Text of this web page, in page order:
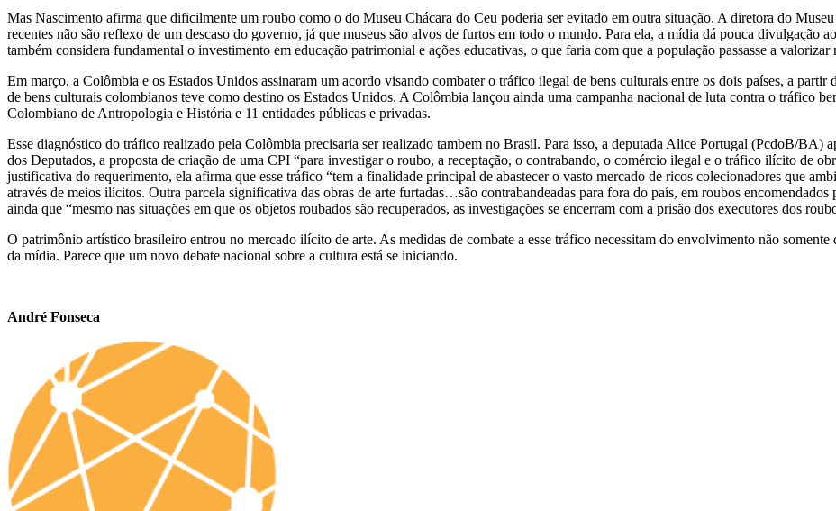
Mas Nascimento afirma que dificilmente um roubo como o do Museu Chácara do Ceu poderia ser evitado em outra situação. A diretora do
recentes não são reflexo de um descaso do governo, já que museus são alvos de furtos em todo o mundo. Para ela, a mídia dá pouca divulgação
também considera fundamental o investimento em educação patrimonial e ações educativas, o que faria com que a população passasse a
Em março, a Colômbia e os Estados Unidos assinaram um acordo visando combater o tráfico ilegal de bens culturais entre os dois países, a
de bens culturais colombianos teve como destino os Estados Unidos. A Colômbia lançou ainda uma campanha nacional de luta contra o tráfico
Colombiano de Antropologia e História e 11 entidades públicas e privadas.
Esse diagnóstico do tráfico realizado pela Colômbia precisaria ser realizado tambem no Brasil. Para isso, a deputada Alice Portugal (PcdoB/BA)
dos Deputados, a proposta de criação de uma CPI “para investigar o roubo, a receptação, o contrabando, o comércio ilegal e o tráfico ilícito de
justificativa do requerimento, ela afirma que esse tráfico “tem a finalidade principal de abastecer o vasto mercado de ricos colecionadores que
através de meios ilícitos. Outra parcela significativa das obras de arte furtadas…são contrabandeadas para fora do país, em roubos
ainda que “mesmo nas situações em que os objetos roubados são recuperados, as investigações se encerram com a prisão dos executores dos
O patrimônio artístico brasileiro entrou no mercado ilícito de arte. As medidas de combate a esse tráfico necessitam do envolvimento não
da mídia. Parece que um novo debate nacional sobre a cultura está se iniciando.
André Fonseca